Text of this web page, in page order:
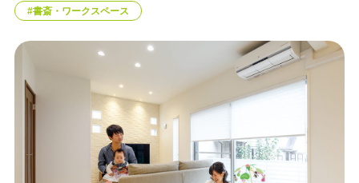
エリア限定商品
#書斎・ワークスペース